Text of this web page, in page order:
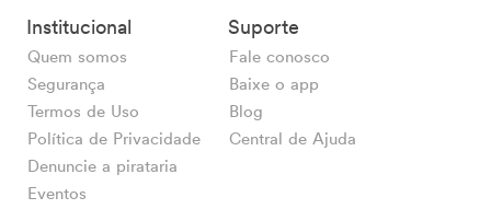
Institucional
Quem somos
Segurança
Termos de Uso
Política de Privacidade
Denuncie a pirataria
Eventos
Suporte
Fale conosco
Baixe o app
Blog
Central de Ajuda